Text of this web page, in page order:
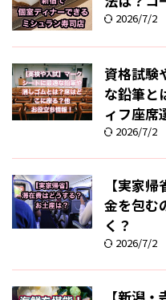
2026/7/2
資格試験
な鉛筆と
ィフ座席
2026/7/2
【実家
金を包む
く？
2026/7/2